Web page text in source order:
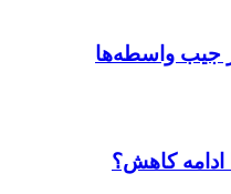
جیب واسطه‌ها
ادامه کاهش؟